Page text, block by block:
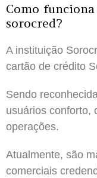
Como
sorocred?
A instituição
cartão de crédito
Sendo
usuários conforto,
operações.
Atualmente, são
comerciais